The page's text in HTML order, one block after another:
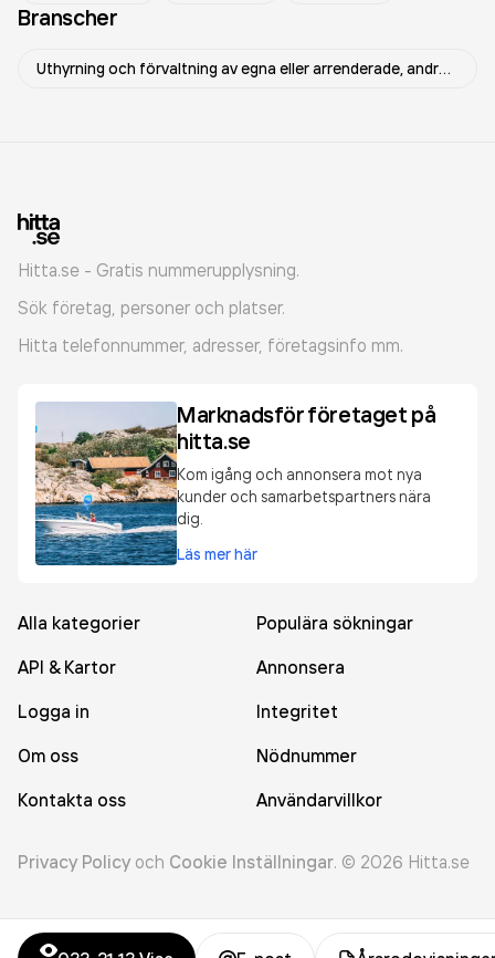
Branscher
Uthyrning och förvaltning av egna eller arrenderade, andra lokaler
Hitta.se - Gratis nummerupplysning.
Sök företag, personer och platser.
Hitta telefonnummer, adresser, företagsinfo mm.
Marknadsför företaget på
hitta.se
Kom igång och annonsera mot nya
kunder och samarbetspartners nära
dig.
Läs mer här
Alla kategorier
Populära sökningar
API & Kartor
Annonsera
Logga in
Integritet
Om oss
Nödnummer
Kontakta oss
Användarvillkor
Privacy Policy och Cookie Inställningar. © 2026 Hitta.se